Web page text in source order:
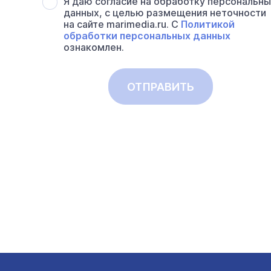
данных, с целью размещения неточности
на сайте marimedia.ru. С Политикой
обработки персональных данных
ознакомлен.
ОТПРАВИТЬ